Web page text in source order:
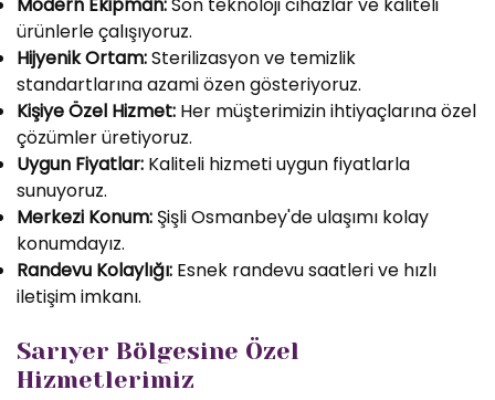
ürünlerle çalışıyoruz.
Hijyenik Ortam:Sterilizasyon ve temizlik
standartlarına azami özen gösteriyoruz.
Kişiye Özel Hizmet: Her müşterimizin ihtiyaçlarına özel
çözümler üretiyoruz.
Uygun Fiyatlar: Kaliteli hizmeti uygun fiyatlarla
sunuyoruz.
Merkezi Konum: Şişli Osmanbey'de ulaşımı kolay
konumdayız.
Randevu Kolaylığı: Esnek randevu saatleri ve hızlı
iletişim imkanı.
Sarıyer Bölgesine Özel
Hizmetlerimiz